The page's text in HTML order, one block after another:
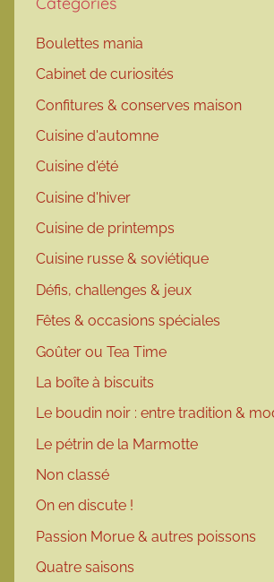
Boulettes mania
Cabinet de curiosités
Confitures & conserves maison
Cuisine d'automne
Cuisine d'été
Cuisine d'hiver
Cuisine de printemps
Cuisine russe & soviétique
Défis, challenges & jeux
Fêtes & occasions spéciales
Goûter ou Tea Time
La boîte à biscuits
Le boudin noir : entre tradition &
Le pétrin de la Marmotte
Non classé
On en discute !
Passion Morue & autres poissons
Quatre saisons